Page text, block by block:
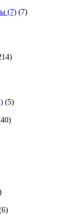
(7) (7)
(5)